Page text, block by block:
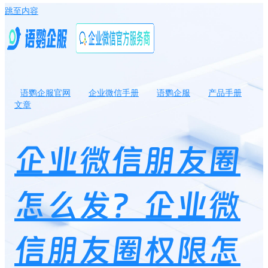
跳至内容
语鹦企服官网 企业微信手册 语鹦企服
产品手册
文章
企业微信朋友圈
怎么发？企业微
信朋友圈权限怎